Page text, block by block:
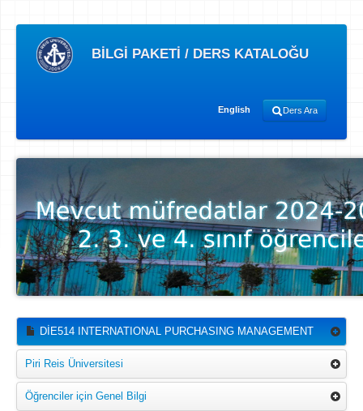
BİLGİ PAKETİ / DERS KATALOĞU
English Ders Ara
DİE514 INTERNATIONAL PURCHASING MANAGEMENT
Piri Reis Üniversitesi
Öğrenciler için Genel Bilgi